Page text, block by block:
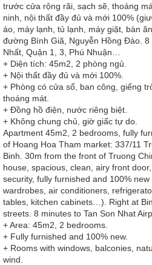
trước cửa rộng rãi, sạch sẽ, thoáng
ninh, nội thất đầy đủ và mới 100%
áo, máy lạnh, tủ lạnh, máy giặt, bàn
đường Bình Giã, Nguyễn Hồng Đào.
Nhất, Quận 1, 3, Phú Nhuận…
+ Diện tích: 45m2, 2 phòng ngủ.
+ Nội thất đầy đủ và mới 100%.
+ Phòng có cửa sổ, ban công, giếng
thoáng mát.
+ Đồng hồ điện, nước riêng biệt.
+ Không chung chủ, giờ giấc tự do.
Apartment 45m2, 2 bedrooms, fully
of Hoang Hoa Tham market: 337/11
Binh. 30m from the front of Truong
house, spacious, clean, airy front
security, fully furnished and 100% new
wardrobes, air conditioners,
tables, kitchen cabinets…). Right at
streets. 8 minutes to Tan Son Nhat
+ Area: 45m2, 2 bedrooms.
+ Fully furnished and 100% new.
+ Rooms with windows, balconies,
wind.